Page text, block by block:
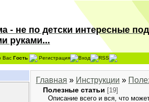
- не по детски интересные
руками...
Вас Гость Регистрация Вход RSS
Главная » Инструкции »
Полезные статьи [19]
Описание всего и вся, что